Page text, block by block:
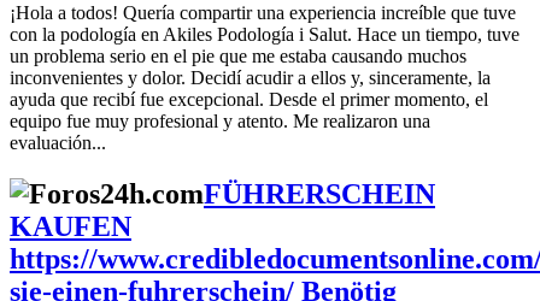
¡Hola a todos! Quería compartir una experiencia increíble que tuve
con la podología en Akiles Podología i Salut. Hace un tiempo, tuve
un problema serio en el pie que me estaba causando muchos
inconvenientes y dolor. Decidí acudir a ellos y, sinceramente, la
ayuda que recibí fue excepcional. Desde el primer momento, el
equipo fue muy profesional y atento. Me realizaron una
evaluación...
FÜHRERSCHEIN
KAUFEN
https://
sie-einen-fuhrerschein/ Benötig